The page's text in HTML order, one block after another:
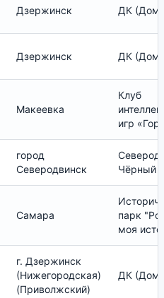
Дзержинск ДК (Дом
Дзержинск ДК (Дом
Макеевка
Клуб
игр
город
Северодвинск
Чёрный
Самара
парк
моя
г. Дзержинск
(Нижегородская)
(Приволжский)
ДК (Дом